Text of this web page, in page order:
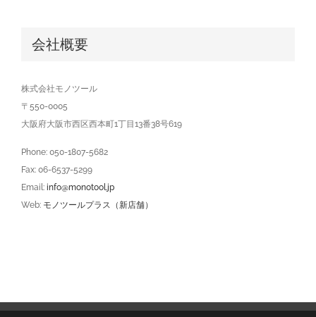
会社概要
株式会社モノツール
〒550-0005
大阪府大阪市西区西本町1丁目13番38号619
Phone: 050-1807-5682
Fax: 06-6537-5299
Email: info@monotool.jp
Web: モノツールプラス（新店舗）